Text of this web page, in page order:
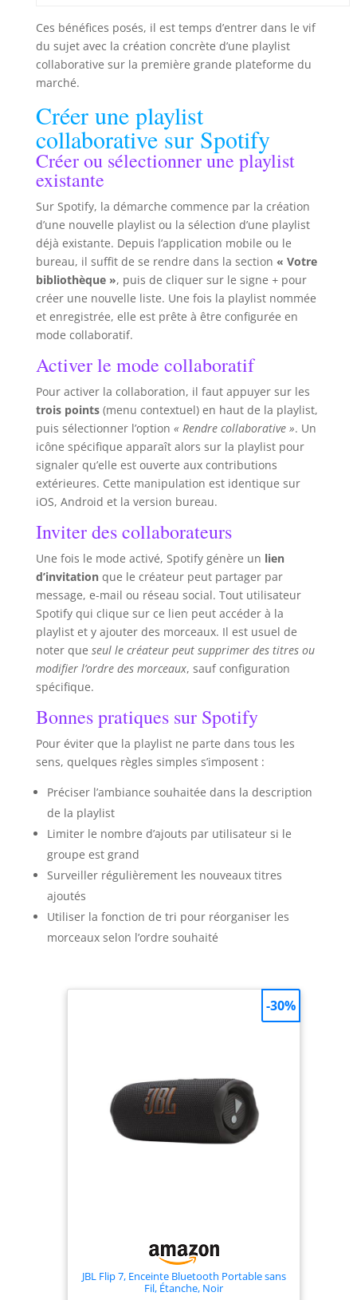
Ces bénéfices posés, il est temps d’entrer dans le vif
du sujet avec la création concrète d’une playlist
collaborative sur la première grande plateforme du
marché.
Créer une playlist
collaborative sur Spotify
Créer ou sélectionner une playlist
existante
Sur Spotify, la démarche commence par la création
d’une nouvelle playlist ou la sélection d’une playlist
déjà existante. Depuis l’application mobile ou le
bureau, il suffit de se rendre dans la section « Votre
bibliothèque », puis de cliquer sur le signe +pour
créer une nouvelle liste. Une fois la playlist nommée
et enregistrée, elle est prête à être configurée en
mode collaboratif.
Activer le mode collaboratif
Pour activer la collaboration, il faut appuyer sur les
trois points(menu contextuel) en haut de la playlist,
puis sélectionner l’option « Rendre collaborative ». Un
icône spécifique apparaît alors sur la playlist pour
signaler qu’elle est ouverte aux contributions
extérieures. Cette manipulation est identique sur
iOS, Android et la version bureau.
Inviter des collaborateurs
Une fois le mode activé, Spotify génère un lien
d’invitationque le créateur peut partager par
message, e-mail ou réseau social. Tout utilisateur
Spotify qui clique sur ce lien peut accéder à la
playlist et y ajouter des morceaux. Il est usuel de
noter que seul le créateur peut supprimer des titres ou
modifier l’ordre des morceaux, sauf configuration
spécifique.
Bonnes pratiques sur Spotify
Pour éviter que la playlist ne parte dans tous les
sens, quelques règles simples s’imposent :
Préciser l’ambiance souhaitée dans la description
de la playlist
Limiter le nombre d’ajouts par utilisateur si le
groupe est grand
Surveiller régulièrement les nouveaux titres
ajoutés
Utiliser la fonction de tri pour réorganiser les
morceaux selon l’ordre souhaité
JBL Flip 7, Enceinte Bluetooth Portable sans
Fil, Étanche, Noir
-30%